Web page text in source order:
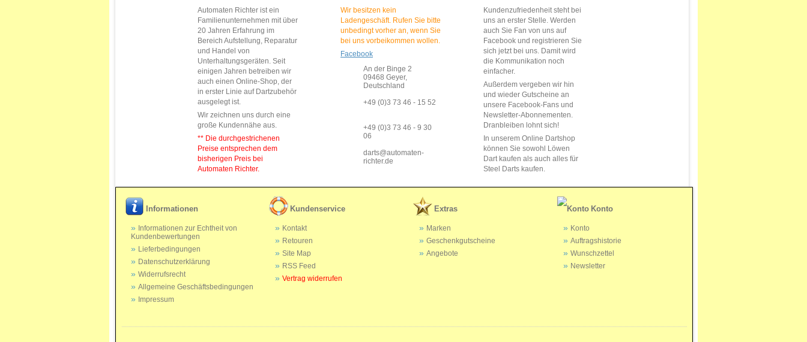
Automaten Richter ist ein
Familienunternehmen mit über
20 Jahren Erfahrung im
Bereich Aufstellung, Reparatur
und Handel von
Unterhaltungsgeräten. Seit
einigen Jahren betreiben wir
auch einen Online-Shop, der
in erster Linie auf Dartzubehör
ausgelegt ist.
Wir zeichnen uns durch eine
große Kundennähe aus.
** Die durchgestrichenen
Preise entsprechen dem
bisherigen Preis bei
Automaten Richter.
Wir besitzen kein
Ladengeschäft. Rufen Sie bitte
unbedingt vorher an, wenn Sie
bei uns vorbeikommen wollen.
Facebook
An der Binge 2
09468 Geyer,
Deutschland
+49 (0)3 73 46 - 15 52
+49 (0)3 73 46 - 9 30
06
darts@automaten-
richter.de
Kundenzufriedenheit steht bei
uns an erster Stelle. Werden
auch Sie Fan von uns auf
Facebook und registrieren Sie
sich jetzt bei uns. Damit wird
die Kommunikation noch
einfacher.
Außerdem vergeben wir hin
und wieder Gutscheine an
unsere Facebook-Fans und
Newsletter-Abonnementen.
Dranbleiben lohnt sich!
In unserem Online Dartshop
können Sie sowohl Löwen
Dart kaufen als auch alles für
Steel Darts kaufen.
Informationen
Informationen zur Echtheit von
Kundenbewertungen
Lieferbedingungen
Datenschutzerklärung
Widerrufsrecht
Allgemeine Geschäftsbedingungen
Impressum
Kundenservice
Kontakt
Retouren
Site Map
RSS Feed
Vertrag widerrufen
Extras
Marken
Geschenkgutscheine
Angebote
Konto
Konto
Auftragshistorie
Wunschzettel
Newsletter